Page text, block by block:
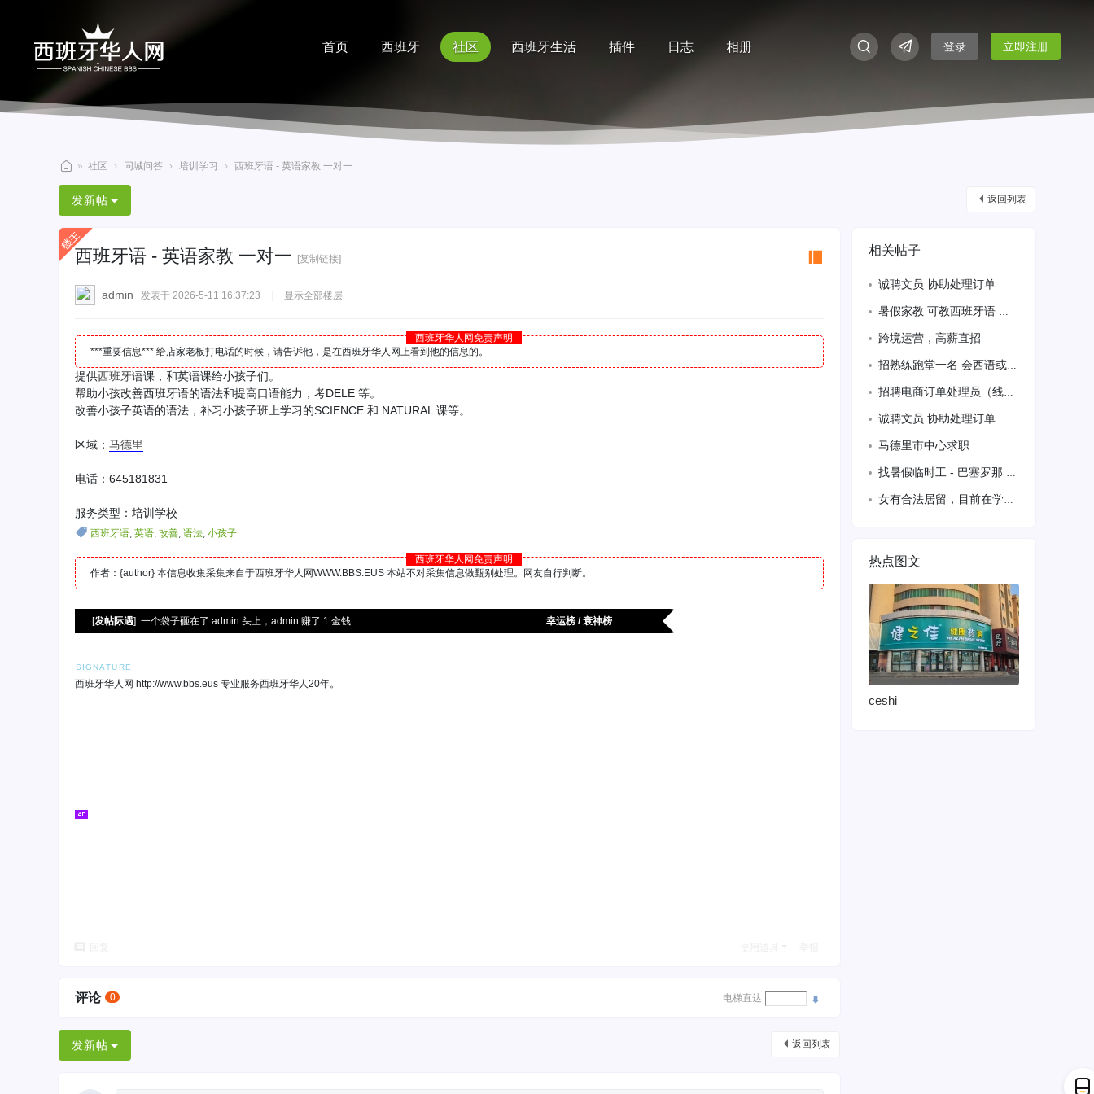
首页 西班牙 社区 西班牙生活 插件 日志 相册 登录 立即注册
西
班
牙
华
» 社区 › 同城问答 › 培训学习 › 西班牙语 - 英语家教 一对一
返回列表
发新帖
西班牙语 - 英语家教 一对一 [复制链接]
admin 发表于 2026-5-11 16:37:23 显示全部楼层
西班牙华人网免责声明
***重要信息*** 给店家老板打电话的时候，请告诉他，是在西班牙华人网上看到他的信息的。
提供西班牙语课，和英语课给小孩子们。
帮助小孩改善西班牙语的语法和提高口语能力，考DELE 等。
改善小孩子英语的语法，补习小孩子班上学习的SCIENCE 和 NATURAL 课等。
区域： 马德里
电话：645181831
服务类型：培训学校
西班牙语, 英语, 改善, 语法, 小孩子
西班牙华人网免责声明
作者：{author} 本信息收集采集来自于西班牙华人网WWW.BBS.EUS 本站不对采集信息做甄别处理。网友自行判断。
[发帖际遇]: 一个袋子砸在了 admin 头上，admin 赚了 1 金钱. 幸运榜 / 衰神榜
西班牙华人网 http://www.bbs.eus 专业服务西班牙华人20年。
评论 0 电梯直达
返回列表
发新帖
相关帖子
诚聘文员 协助处理订单
暑假家教 可教西班牙语 加泰罗尼亚语 中文 数学 英语 以及辅导作
跨境运营，高薪直招
招熟练跑堂一名 会西语或英语优先 备居留 话不多的 谢谢
招聘电商订单处理员（线上兼职/薪资日结）
诚聘文员 协助处理订单
马德里市中心求职
找暑假临时工 - 巴塞罗那 623358010
女有合法居留，目前在学习西班牙语中，想找份全职工作
热点图文
ceshi